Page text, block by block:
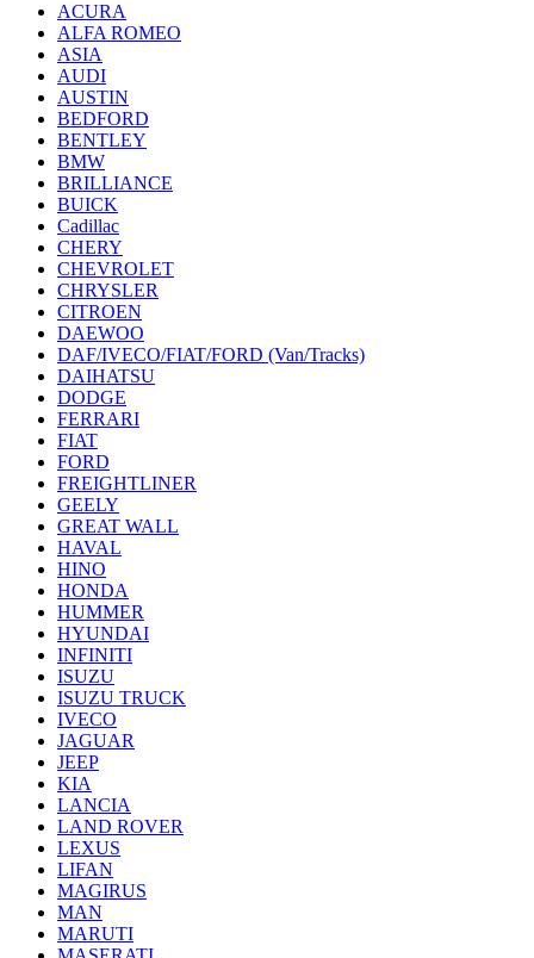
ACURA
ALFA ROMEO
ASIA
AUDI
AUSTIN
BEDFORD
BENTLEY
BMW
BRILLIANCE
BUICK
Cadillac
CHERY
CHEVROLET
CHRYSLER
CITROEN
DAEWOO
DAF/IVECO/FIAT/FORD (Van/Tracks)
DAIHATSU
DODGE
FERRARI
FIAT
FORD
FREIGHTLINER
GEELY
GREAT WALL
HAVAL
HINO
HONDA
HUMMER
HYUNDAI
INFINITI
ISUZU
ISUZU TRUCK
IVECO
JAGUAR
JEEP
KIA
LANCIA
LAND ROVER
LEXUS
LIFAN
MAGIRUS
MAN
MARUTI